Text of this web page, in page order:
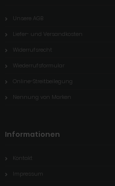
Unsere AGB
Liefer- und Versandkosten
Widerrufsrecht
Wiederrufsformular
Online-Streitbeilegung
Nennung von Marken
Informationen
Kontakt
Impressum